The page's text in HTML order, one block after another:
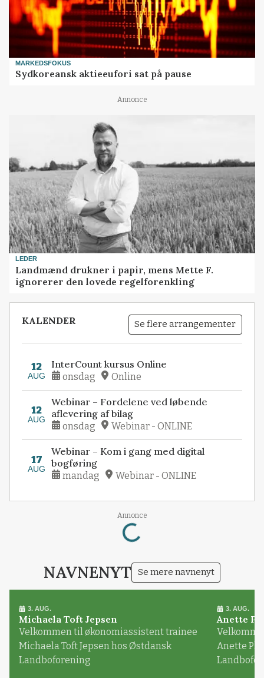
MARKEDSFOKUS
Sydkoreansk aktieeufori sat på pause
Annonce
LEDER
Landmænd drukner i papir, mens Mette F.
ignorerer den lovede regelforenkling
KALENDER Se flere arrangementer
12
AUG
InterCount kursus Online
onsdag Online
12
AUG
Webinar – Fordelene ved løbende
aflevering af bilag
onsdag Webinar - ONLINE
17
AUG
Webinar – Kom i gang med digital
bogføring
mandag Webinar - ONLINE
Annonce
Loading...
NAVNENYT Se mere navnenyt
3. AUG.
Michaela Toft Jepsen
Velkommen til økonomiassistent trainee
Michaela Toft Jepsen hos Østdansk
Landboforening
3. AUG.
Anette
Anette